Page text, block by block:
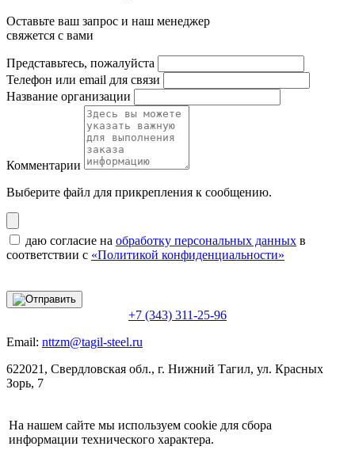
Оставьте ваш запрос и наш менеджер
свяжется с вами
Представьтесь, пожалуйста
Телефон или email для связи
Название организации
Комментарии
Выберите файл для прикрепления к сообщению.
даю согласие на обработку персональных данных в
соответствии с «Политикой конфиденциальности»
+7 (343) 311-25-96
Email: nttzm@tagil-steel.ru
622021, Свердловская обл., г. Нижний Тагил, ул. Красных
Зорь, 7
На нашем сайте мы используем cookie для сбора
информации технического характера.